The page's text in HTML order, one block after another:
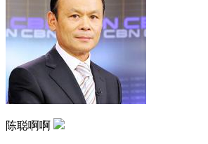
陈聪啊啊